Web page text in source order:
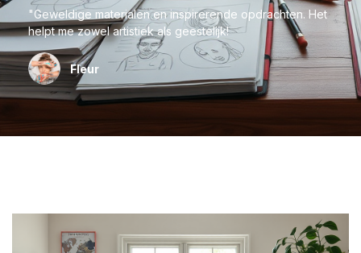
"Geweldige materialen en inspirerende opdrachten. Het
helpt me zowel artistiek als geestelijk!
Fleur